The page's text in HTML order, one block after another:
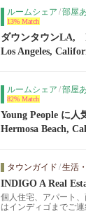
ルームシェア /部屋
13% Match
ダウンタウンLA,
く----
ト、Ralphs, スタ
Los Angeles,
ルームシェア /部屋
82% Match
Young People に
チにすんでみませ
Hermosa Beach,
タウンガイド /生活
INDIGO A Real
個人住宅、アパート
はインディゴまでご